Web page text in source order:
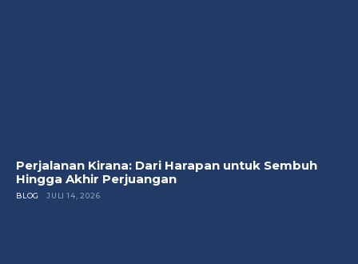
Perjalanan Kirana: Dari Harapan untuk Sembuh
Hingga Akhir Perjuangan
BLOG JULI 14, 2026